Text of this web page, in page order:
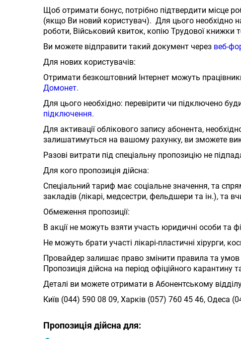
Щоб отримати бонус, потрібно підтвердити місце
(якщо Ви новий користувач). Для цього необхідно
роботи, Військовий квиток, копію Трудової книжки
Ви можете відправити такий документ через веб-
Для нових користувачів:
Отримати безкоштовний Інтернет можуть
Домонет.
Для цього необхідно: перевірити чи підключено
підключення.
Для активації облікового запису абонента,
залишатимуться на вашому рахунку, ви зможете
Разові витрати під спеціальну пропозицію не
Для кого пропозиція дійсна:
Спеціальний тариф має соціальне значення, та
закладів (лікарі, медсестри, фельдшери та ін.), та
Обмеження пропозиції:
В акції не можуть взяти участь юридичні особи та
Не можуть брати участі лікарі-пластичні хірурги,
Провайдер залишає право змінити правила та умов
Пропозиція дійсна на період офіційного
Деталі ви можете отримати в Абонентському
Київ (044) 590 08 09, Харків (057) 760 45 46, Одеса
Пропозиція дійсна для: